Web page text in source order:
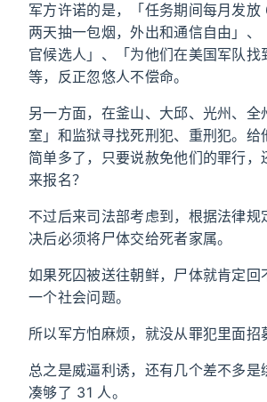
军方许诺的是，「任务期间每月发
两天抽一包烟，外出和通信自由」、
官候选人」、「为他们在美国军队找
等，反正忽悠人不偿命。
另一方面，在釜山、大邱、光州、全
室」和监狱寻找死刑犯、重刑犯。给
简单多了，只要说赦免他们的罪行，
来报名？
不过后来司法部考虑到，根据法律规
决后必须将尸体交给死者家属。
如果死囚被送往朝鲜，尸体就肯定回
一个社会问题。
所以军方怕麻烦，就没从罪犯里面招
总之是威逼利诱，还有几个差不多是
凑够了 31 人。